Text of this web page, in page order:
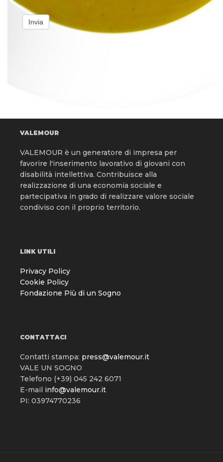
Invia
VALEMOUR
VALEMOUR è un generatore di impresa per
favorire l'inserimento lavorativo di giovani con
disabilità intellettiva. Contribuisce alla
realizzazione di una economia sociale e
partecipativa in grado di realizzare valore sociale
condiviso con il proprio territorio.
LINK UTILI
Privacy Policy
Cookie Policy
Fondazione Più di un Sogno
CONTATTACI
Contatti stampa: press@valemour.it
VALE UN SOGNO
Telefono (+39) 045 242 6071
E-mail info@valemour.it
PI: 03974770236